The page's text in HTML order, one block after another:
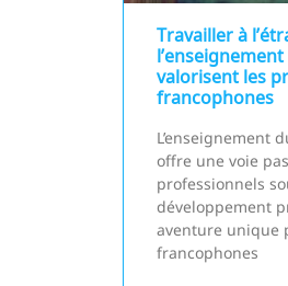
Travailler à
valorisent les
francophones
L’enseignement
offre une voie
professionnels
développement
aventure unique
francophones